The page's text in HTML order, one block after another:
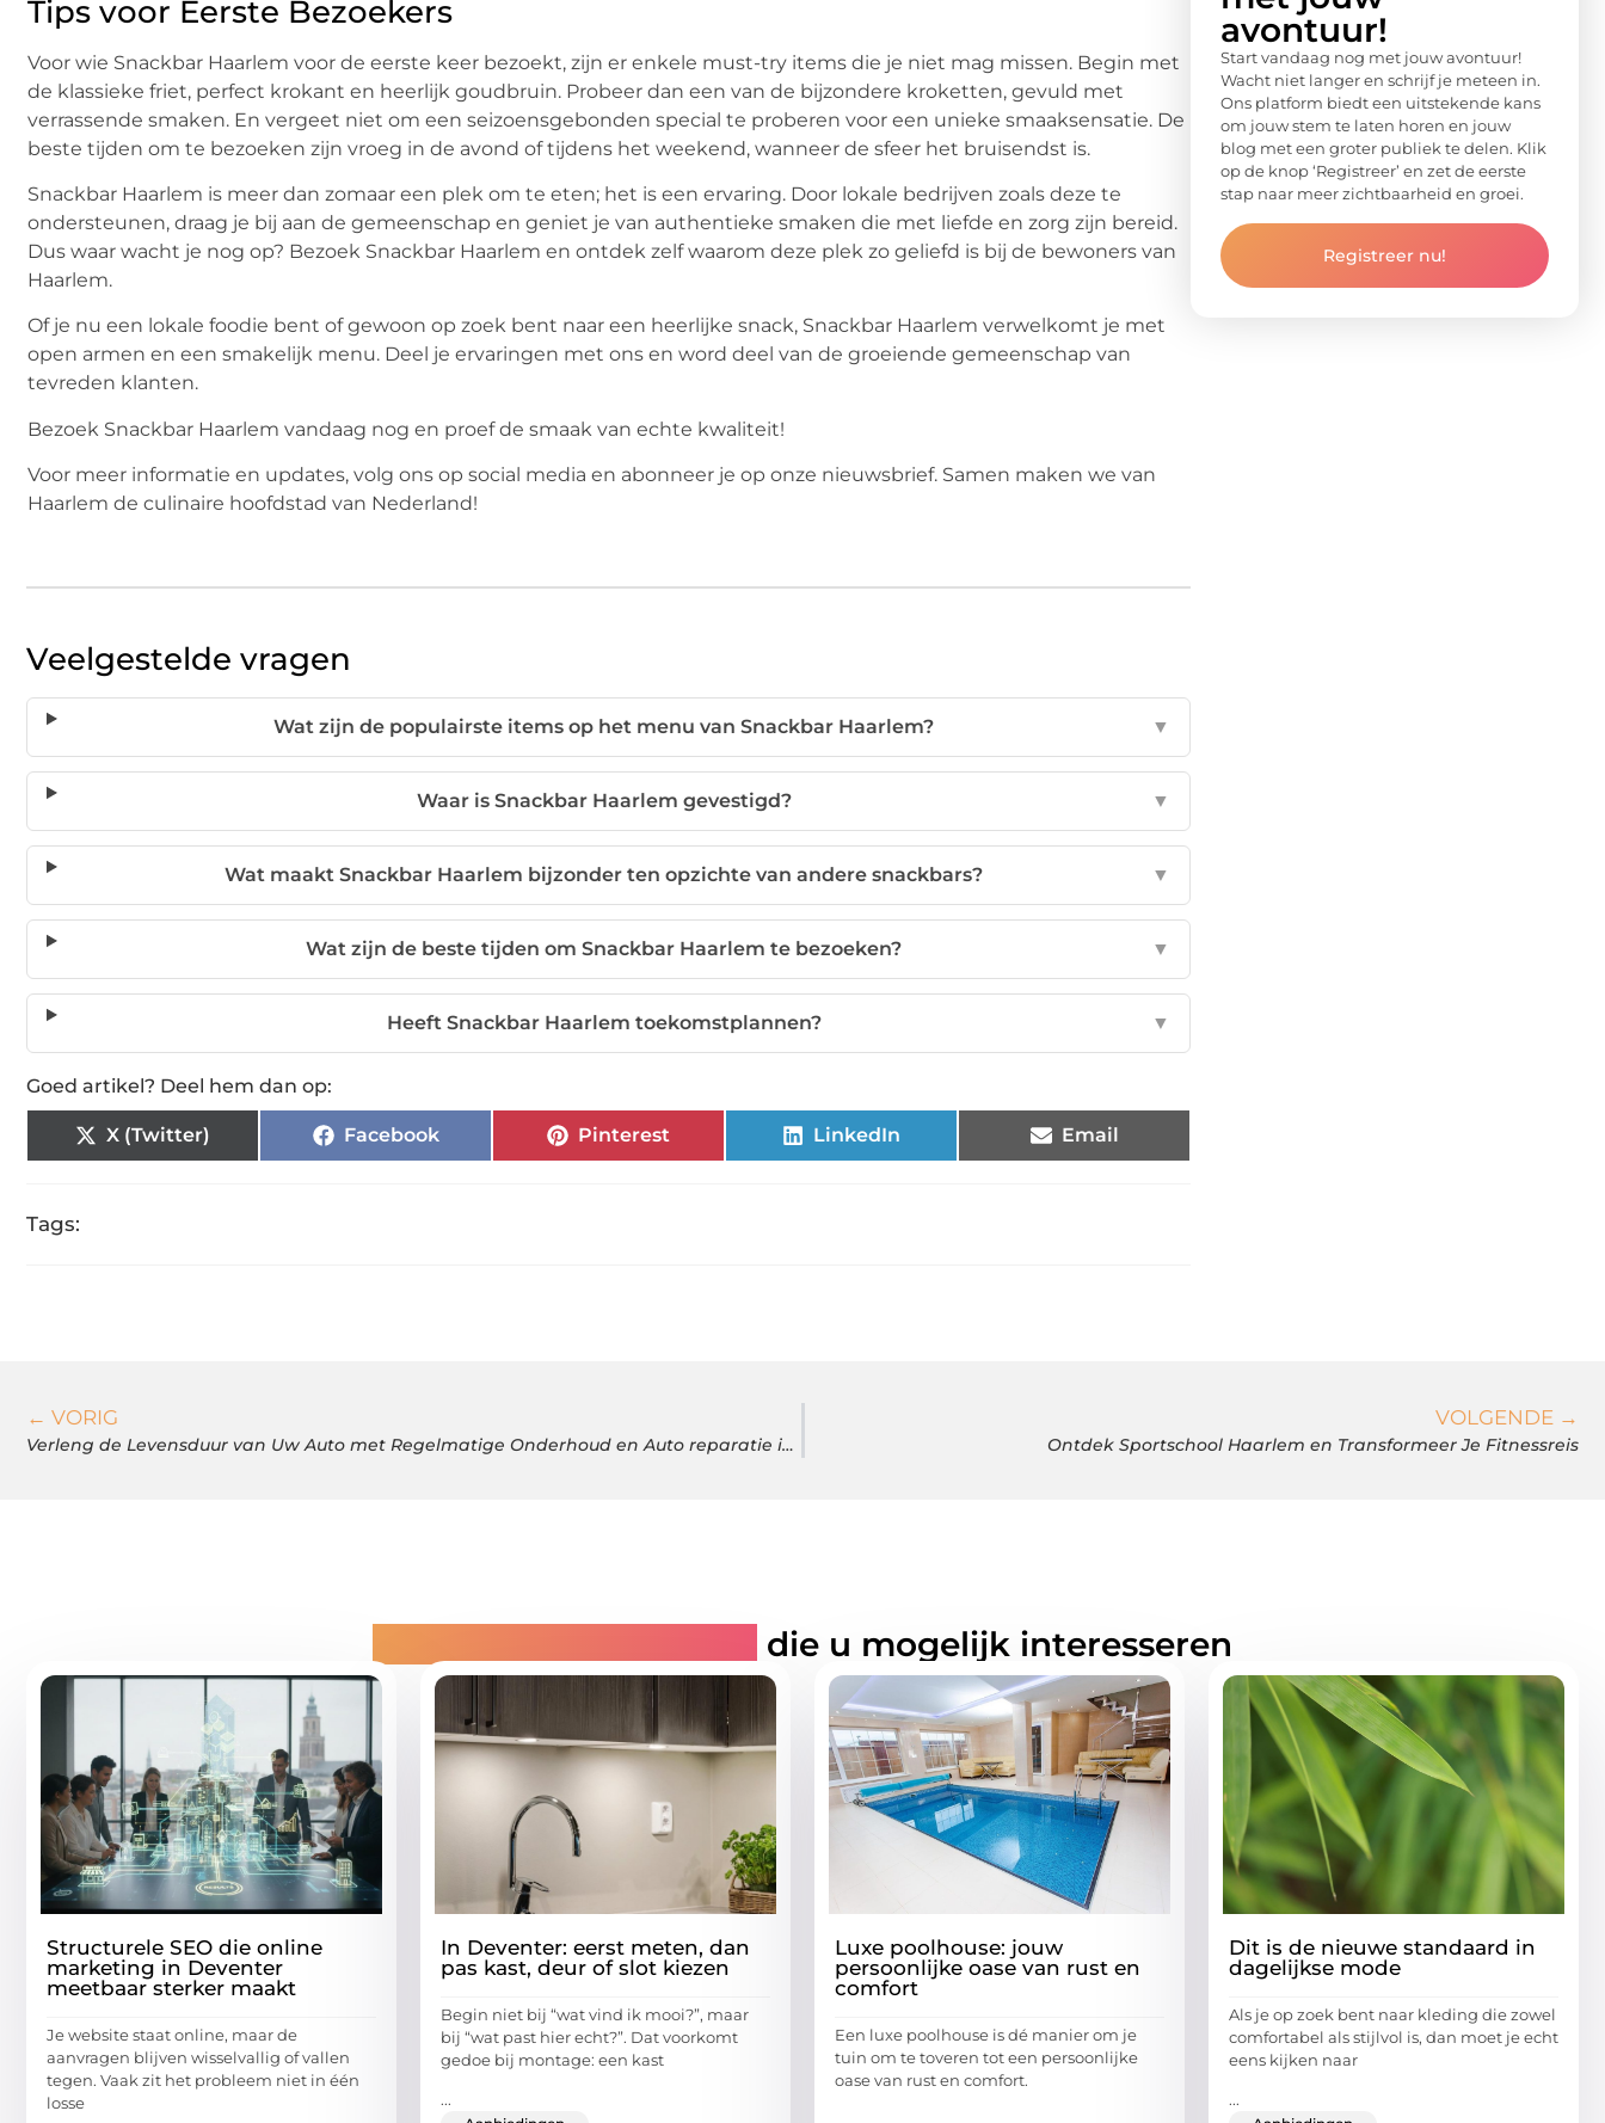
Tips voor Eerste Bezoekers
Voor wie Snackbar Haarlem voor de eerste keer bezoekt, zijn er enkele must-try items die je niet mag missen. Begin met
de klassieke friet, perfect krokant en heerlijk goudbruin. Probeer dan een van de bijzondere kroketten, gevuld met
verrassende smaken. En vergeet niet om een seizoensgebonden special te proberen voor een unieke smaaksensatie. De
beste tijden om te bezoeken zijn vroeg in de avond of tijdens het weekend, wanneer de sfeer het bruisendst is.
Snackbar Haarlem is meer dan zomaar een plek om te eten; het is een ervaring. Door lokale bedrijven zoals deze te
ondersteunen, draag je bij aan de gemeenschap en geniet je van authentieke smaken die met liefde en zorg zijn bereid.
Dus waar wacht je nog op? Bezoek Snackbar Haarlem en ontdek zelf waarom deze plek zo geliefd is bij de bewoners van
Haarlem.
Of je nu een lokale foodie bent of gewoon op zoek bent naar een heerlijke snack, Snackbar Haarlem verwelkomt je met
open armen en een smakelijk menu. Deel je ervaringen met ons en word deel van de groeiende gemeenschap van
tevreden klanten.
Bezoek Snackbar Haarlem vandaag nog en proef de smaak van echte kwaliteit!
Voor meer informatie en updates, volg ons op social media en abonneer je op onze nieuwsbrief. Samen maken we van
Haarlem de culinaire hoofdstad van Nederland!
Veelgestelde vragen
Wat zijn de populairste items op het menu van Snackbar Haarlem? ▼
Waar is Snackbar Haarlem gevestigd? ▼
Wat maakt Snackbar Haarlem bijzonder ten opzichte van andere snackbars? ▼
Wat zijn de beste tijden om Snackbar Haarlem te bezoeken? ▼
Heeft Snackbar Haarlem toekomstplannen? ▼
Goed artikel? Deel hem dan op:
X (Twitter) Facebook Pinterest LinkedIn Email
Tags:
avontuur!
Start vandaag nog met jouw avontuur!
Wacht niet langer en schrijf je meteen in.
Ons platform biedt een uitstekende kans
om jouw stem te laten horen en jouw
blog met een groter publiek te delen. Klik
op de knop ‘Registreer’ en zet de eerste
stap naar meer zichtbaarheid en groei.
Registreer nu!
← VORIG
Verleng de Levensduur van Uw Auto met Regelmatige Onderhoud en Auto reparatie in Lelystad
VOLGENDE →
Ontdek Sportschool Haarlem en Transformeer Je Fitnessreis
die u mogelijk interesseren
Structurele SEO die online
marketing in Deventer
meetbaar sterker maakt
Je website staat online, maar de
aanvragen blijven wisselvallig of vallen
tegen. Vaak zit het probleem niet in één
losse
In Deventer: eerst meten, dan
pas kast, deur of slot kiezen
Begin niet bij “wat vind ik mooi?”, maar
bij “wat past hier echt?”. Dat voorkomt
gedoe bij montage: een kast
...
Luxe poolhouse: jouw
persoonlijke oase van rust en
comfort
Een luxe poolhouse is dé manier om je
tuin om te toveren tot een persoonlijke
oase van rust en comfort.
Dit is de nieuwe standaard in
dagelijkse mode
Als je op zoek bent naar kleding die zowel
comfortabel als stijlvol is, dan moet je echt
eens kijken naar
...